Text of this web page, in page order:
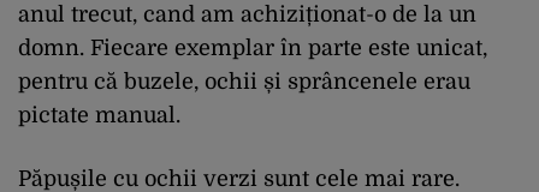
anul trecut, cand am achiziționat-o de la un
domn. Fiecare exemplar în parte este unicat,
pentru că buzele, ochii și sprâncenele erau
pictate manual.
Păpușile cu ochii verzi sunt cele mai rare.